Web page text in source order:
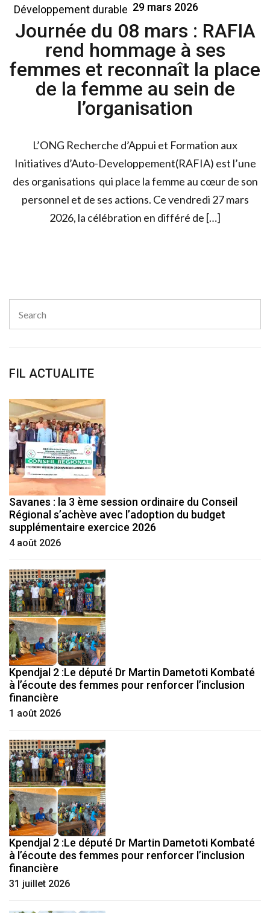
Développement durable 29 mars 2026
Journée du 08 mars : RAFIA
rend hommage à ses
femmes et reconnaît la place
de la femme au sein de
l’organisation
L’ONG Recherche d’Appui et Formation aux
Initiatives d’Auto-Developpement(RAFIA) est l’une
des organisations qui place la femme au cœur de son
personnel et de ses actions. Ce vendredi 27 mars
2026, la célébration en différé de […]
for:
FIL ACTUALITE
Savanes : la 3 ème session ordinaire du Conseil
Régional s’achève avec l’adoption du budget
supplémentaire exercice 2026
4 août 2026
Kpendjal 2 :Le député Dr Martin Dametoti Kombaté
à l’écoute des femmes pour renforcer l’inclusion
financière
1 août 2026
Kpendjal 2 :Le député Dr Martin Dametoti Kombaté
à l’écoute des femmes pour renforcer l’inclusion
financière
31 juillet 2026